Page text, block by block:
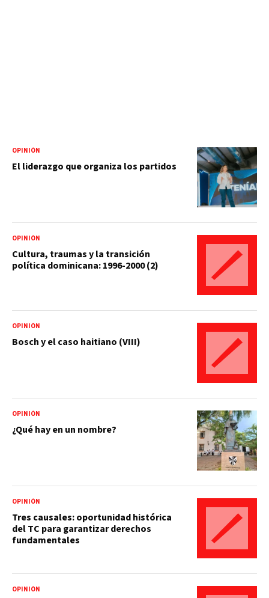
OPINIÓN
El liderazgo que organiza los partidos
OPINIÓN
Cultura, traumas y la transición
política dominicana: 1996-2000 (2)
OPINIÓN
Bosch y el caso haitiano (VIII)
OPINIÓN
¿Qué hay en un nombre?
OPINIÓN
Tres causales: oportunidad histórica
del TC para garantizar derechos
fundamentales
OPINIÓN